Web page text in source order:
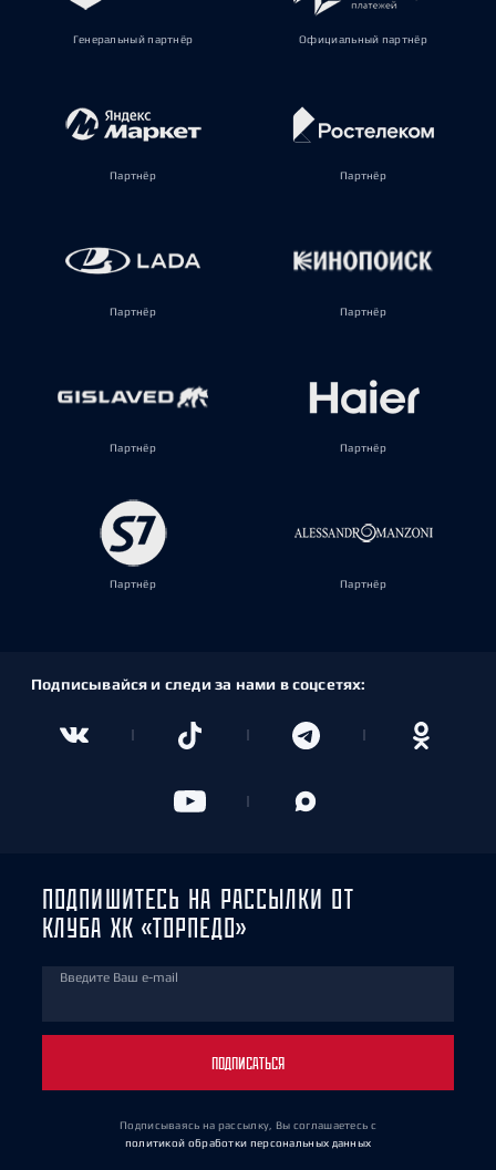
Генеральный партнёр Официальный партнёр
Партнёр Партнёр
Партнёр Партнёр
Партнёр Партнёр
Партнёр Партнёр
Подписывайся и следи за нами в соцсетях:
ПОДПИШИТЕСЬ НА РАССЫЛКИ ОТ
КЛУБА ХК «ТОРПЕДО»
Введите Ваш e-mail
ПОДПИСАТЬСЯ
Подписываясь на рассылку, Вы соглашаетесь с
политикой обработки персональных данных